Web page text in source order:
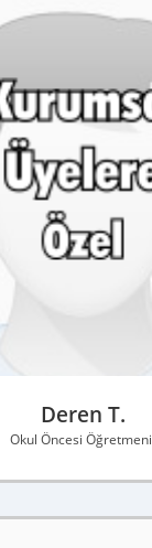
Deren T.
Okul Öncesi Öğretmeni